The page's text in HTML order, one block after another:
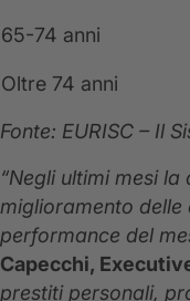
65-74 anni
Oltre 74 anni
Fonte: EURISC – Il
“Negli ultimi mesi
miglioramento delle
performance del
Capecchi,
prestiti personali,